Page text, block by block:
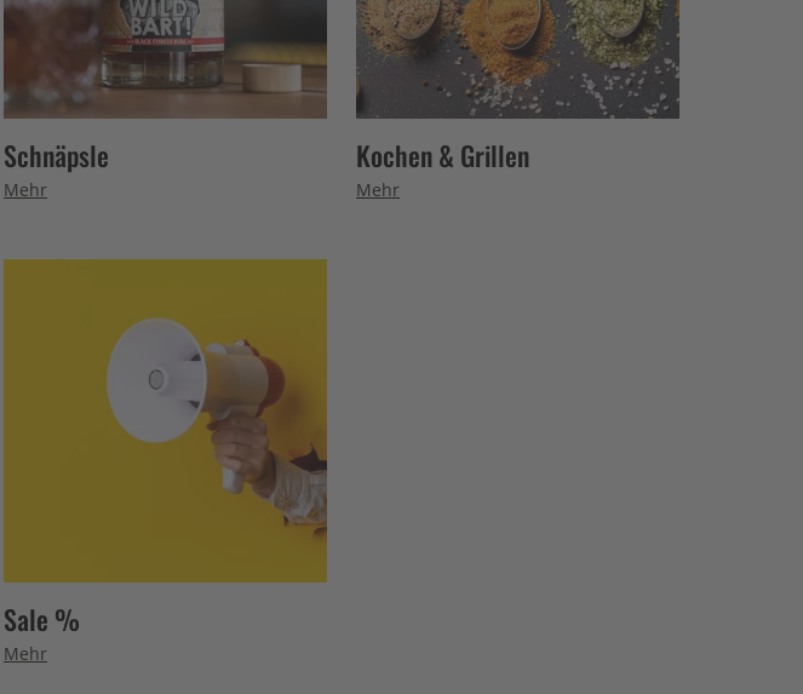
Schnäpsle
Mehr
Kochen & Grillen
Mehr
Sale %
Mehr